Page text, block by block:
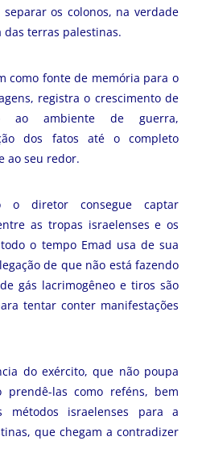
os colonos, na verdade
das terras palestinas.
como fonte de memória para o
registra o crescimento de
ao ambiente de guerra,
dos fatos até o completo
ao seu redor.
o diretor consegue captar
as tropas israelenses e os
o tempo Emad usa de sua
de que não está fazendo
gás lacrimogêneo e tiros são
tentar conter manifestações
do exército, que não poupa
prendê-las como reféns, bem
métodos israelenses para a
que chegam a contradizer